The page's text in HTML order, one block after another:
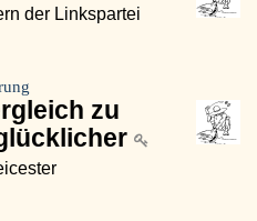
der Linkspartei
zu